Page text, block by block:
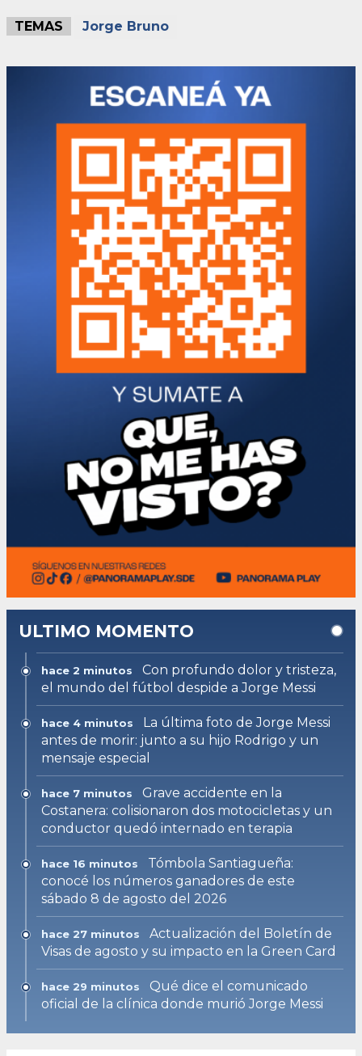
TEMAS Jorge Bruno
ULTIMO MOMENTO
hace 2 minutos
Con profundo dolor y tristeza,
el mundo del fútbol despide a Jorge Messi
hace 4 minutos
La última foto de Jorge Messi
antes de morir: junto a su hijo Rodrigo y un
mensaje especial
hace 7 minutos
Grave accidente en la
Costanera: colisionaron dos motocicletas y un
conductor quedó internado en terapia
hace 16 minutos
Tómbola Santiagueña:
conocé los números ganadores de este
sábado 8 de agosto del 2026
hace 27 minutos
Actualización del Boletín de
Visas de agosto y su impacto en la Green Card
hace 29 minutos
Qué dice el comunicado
oficial de la clínica donde murió Jorge Messi